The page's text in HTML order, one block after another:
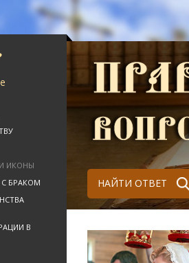
ИКОНЫ
С БРАКОМ
В
НАЙТИ ОТВЕТ